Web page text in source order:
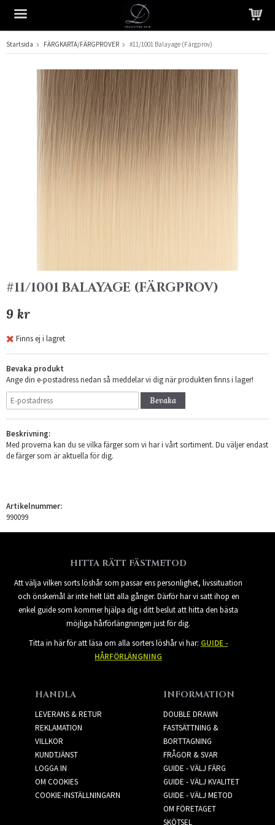
Produkten har blivit tillagd i varukorgen
Startsida FÄRGKARTA/FÄRGPROVER #11/1001 Balayage (Färgprov)
#11/1001 BALAYAGE (FÄRGPROV)
9 kr
Finns ej i lagret
Bevaka produkt
Ange din e-postadress nedan så meddelar vi dig när produkten finns i lager!
Bevaka
Beskrivning:
Med proverna kan du se vilka färger som vi har i vårt sortiment. Du väljer endast
de färger som är aktuella för dig.
Artikelnummer:
990099
HITTA RÄTT FÄSTMETOD
Att välja vilken sorts löshår som passar ens personlighet, livssituation
och önskemål är inte helt lätt alla gånger. Därför har vi satt ihop en
enkel guide som kommer hjälpa dig i ditt beslut att hitta den bästa
möjliga hårförlängningen just för dig.
Titta in här för att läsa om alla sorters löshår vi har: GUIDE -
HÅRFÖRLÄNGNING
HANDLA
LEVERANS & RETUR
REKLAMATION
VILLKOR
KUNDTJÄNST
LOGGA IN
OM COOKIES
COOKIE-INSTÄLLNINGARN
INFORMATION
DOUBLE DRAWN
FASTSÄTTNING &
BORTTAGNING
FRÅGOR & SVAR
GUIDE - VÄLJ FÄRG
GUIDE - VÄLJ KVALITET
GUIDE - VÄLJ METOD
OM FÖRETAGET
SKÖTSEL